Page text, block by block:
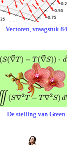
Vectoren, vraagstuk 84
De stelling van Green